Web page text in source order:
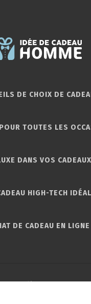
DE CHOIX DE
TOUTES LES
DANS VOS CADEAUX
HIGH-TECH IDÉAL
DE CADEAU EN LIGNE